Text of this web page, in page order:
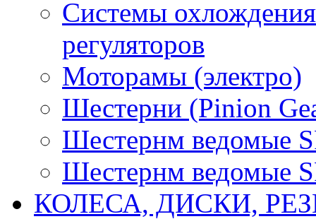
Системы охлождения
регуляторов
Моторамы (электро)
Шестерни (Pinion
Шестернм ведомые
Шестернм ведомые
КОЛЕСА, ДИСКИ,